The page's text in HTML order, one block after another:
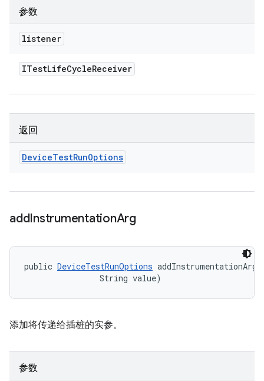
参数
listener
ITestLifeCycleReceiver
返回
DeviceTestRunOptions
addInstrumentationArg
public DeviceTestRunOptions
                String value)
添加将传递给插桩的实参。
参数